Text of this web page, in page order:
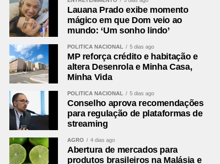
Mauricio Roberto Ribabem – Campo Largo – 1º vice-
presidente
Marco Antonio Marcondes Silva – Fazenda Rio Grande –
2º vice-presidente
Rosa Maria de Jesus Colombo – Pinhais- secretária
Marcus Mauricio de Souza Tesserolli – Piraquara –
tesoureiro
Conselho Fiscal
Margarida Maria Singer – São José dos Pinhais –
presidente
Marco Antônio Baldão – Tunas do Paraná – membro ­­­­­­­
Jose Altair Moreira – Tijucas do Sul – membro
Lauana Prado exibe momento
mágico em que Dom veio ao
mundo: ‘Um sonho lindo’
POLÍTICA NACIONAL 5 dias ago
MP reforça crédito e habitação e
altera Desenrola e Minha Casa,
Minha Vida
POLÍTICA NACIONAL 5 dias ago
Conselho aprova recomendações
para regulação de plataformas de
streaming
AGRO 4 dias ago
Abertura de mercados para
produtos brasileiros na Malásia e